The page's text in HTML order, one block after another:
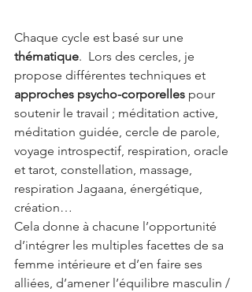
Chaque cycle est basé sur une
thématique.  Lors des cercles, je
propose différentes techniques et
approches psycho-corporelles pour
soutenir le travail ; méditation active,
méditation guidée, cercle de parole,
voyage introspectif, respiration, oracle
et tarot, constellation, massage,
respiration Jagaana, énergétique,
création…
Cela donne à chacune l’opportunité
d’intégrer les multiples facettes de sa
femme intérieure et d’en faire ses
alliées, d’amener l’équilibre masculin /